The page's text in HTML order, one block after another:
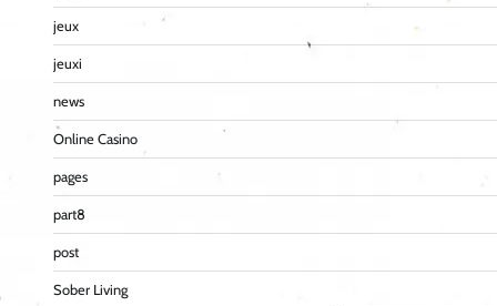
jeux
jeuxi
news
Online Casino
pages
part8
post
Sober Living